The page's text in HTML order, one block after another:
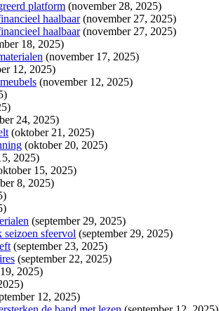
platform (november 28, 2025)
haalbaar (november 27, 2025)
haalbaar (november 27, 2025)
18, 2025)
(november 17, 2025)
12, 2025)
(november 12, 2025)
24, 2025)
(oktober 21, 2025)
(oktober 20, 2025)
2025)
15, 2025)
8, 2025)
(september 29, 2025)
sfeervol (september 29, 2025)
(september 23, 2025)
(september 22, 2025)
2025)
12, 2025)